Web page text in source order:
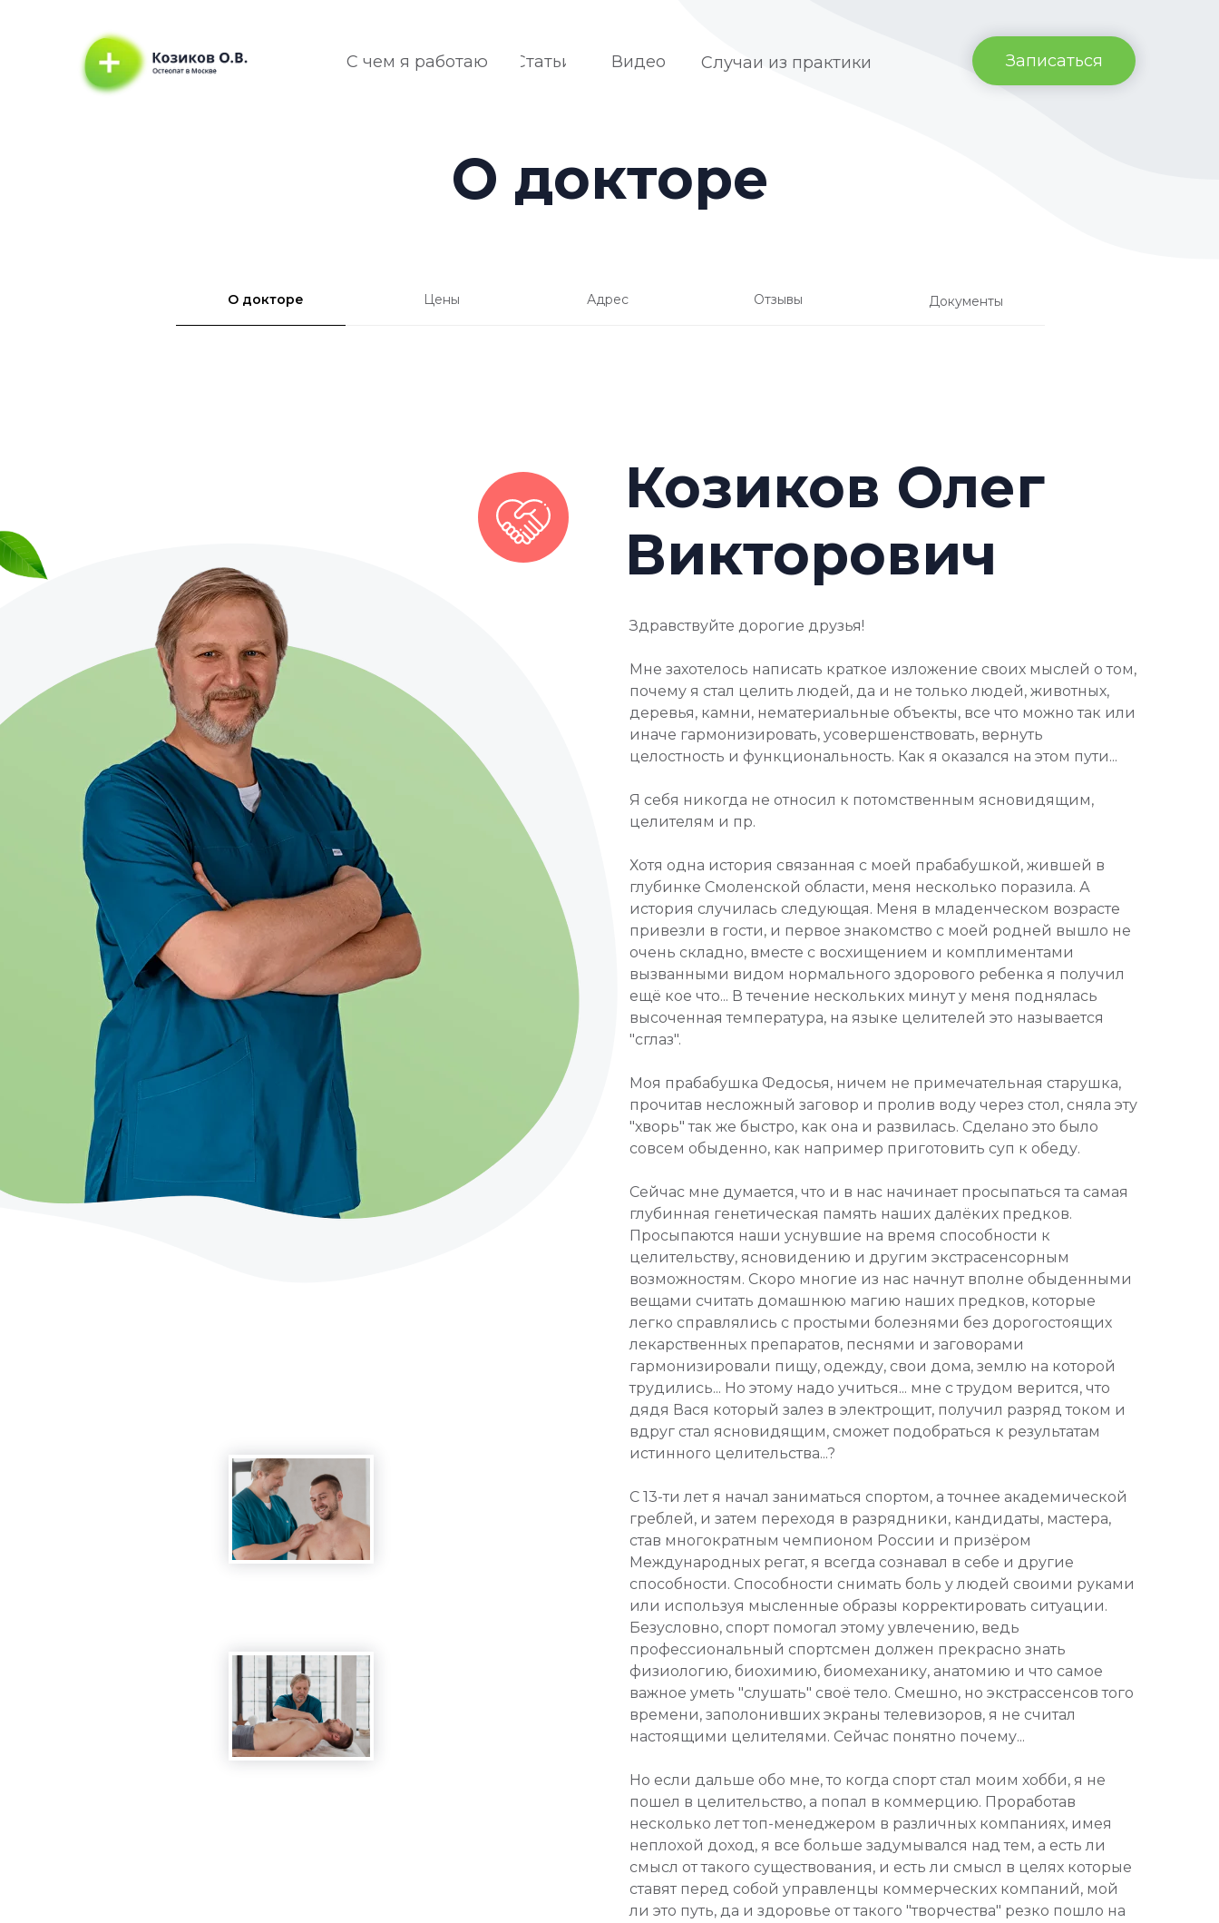
Статьи Видео Случаи из практики Записаться
С чем я работаю
О докторе
О докторе Цены Адрес Отзывы Документы
Козиков Олег
Викторович
Здравствуйте дорогие друзья!
Мне захотелось написать краткое изложение своих мыслей о том,
почему я стал целить людей, да и не только людей, животных,
деревья, камни, нематериальные объекты, все что можно так или
иначе гармонизировать, усовершенствовать, вернуть
целостность и функциональность. Как я оказался на этом пути...
Я себя никогда не относил к потомственным ясновидящим,
целителям и пр.
Хотя одна история связанная с моей прабабушкой, жившей в
глубинке Смоленской области, меня несколько поразила. А
история случилась следующая. Меня в младенческом возрасте
привезли в гости, и первое знакомство с моей родней вышло не
очень складно, вместе с восхищением и комплиментами
вызванными видом нормального здорового ребенка я получил
ещё кое что... В течение нескольких минут у меня поднялась
высоченная температура, на языке целителей это называется
"сглаз".
Моя прабабушка Федосья, ничем не примечательная старушка,
прочитав несложный заговор и пролив воду через стол, сняла эту
"хворь" так же быстро, как она и развилась. Сделано это было
совсем обыденно, как например приготовить суп к обеду.
Сейчас мне думается, что и в нас начинает просыпаться та самая
глубинная генетическая память наших далёких предков.
Просыпаются наши уснувшие на время способности к
целительству, ясновидению и другим экстрасенсорным
возможностям. Скоро многие из нас начнут вполне обыденными
вещами считать домашнюю магию наших предков, которые
легко справлялись с простыми болезнями без дорогостоящих
лекарственных препаратов, песнями и заговорами
гармонизировали пищу, одежду, свои дома, землю на которой
трудились... Но этому надо учиться... мне с трудом верится, что
дядя Вася который залез в электрощит, получил разряд током и
вдруг стал ясновидящим, сможет подобраться к результатам
истинного целительства...?
С 13-ти лет я начал заниматься спортом, а точнее академической
греблей, и затем переходя в разрядники, кандидаты, мастера,
став многократным чемпионом России и призёром
Международных регат, я всегда сознавал в себе и другие
способности. Способности снимать боль у людей своими руками
или используя мысленные образы корректировать ситуации.
Безусловно, спорт помогал этому увлечению, ведь
профессиональный спортсмен должен прекрасно знать
физиологию, биохимию, биомеханику, анатомию и что самое
важное уметь "слушать" своё тело. Смешно, но экстрассенсов того
времени, заполонивших экраны телевизоров, я не считал
настоящими целителями. Сейчас понятно почему...
Но если дальше обо мне, то когда спорт стал моим хобби, я не
пошел в целительство, а попал в коммерцию. Проработав
несколько лет топ-менеджером в различных компаниях, имея
неплохой доход, я все больше задумывался над тем, а есть ли
смысл от такого существования, и есть ли смысл в целях которые
ставят перед собой управленцы коммерческих компаний, мой
ли это путь, да и здоровье от такого "творчества" резко пошло на